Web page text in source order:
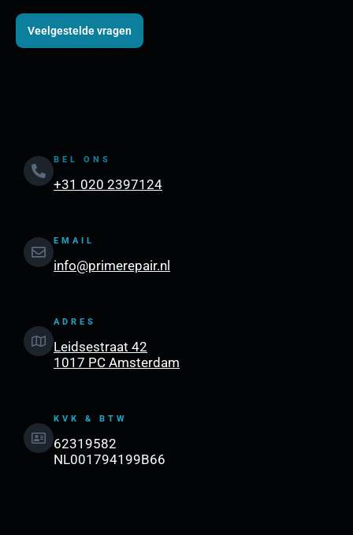
Veelgestelde vragen
BEL ONS
+31 020 2397124
EMAIL
info@primerepair.nl
ADRES
Leidsestraat 42
1017 PC Amsterdam
KVK & BTW
62319582
NL001794199B66